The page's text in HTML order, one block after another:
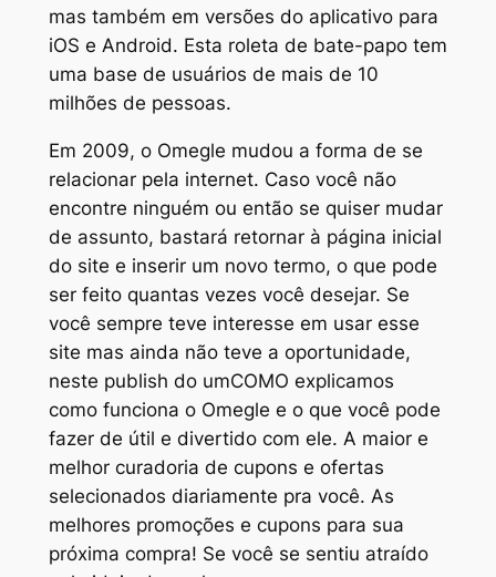
mas também em versões do aplicativo para
iOS e Android. Esta roleta de bate-papo tem
uma base de usuários de mais de 10
milhões de pessoas.
Em 2009, o Omegle mudou a forma de se
relacionar pela internet. Caso você não
encontre ninguém ou então se quiser mudar
de assunto, bastará retornar à página inicial
do site e inserir um novo termo, o que pode
ser feito quantas vezes você desejar. Se
você sempre teve interesse em usar esse
site mas ainda não teve a oportunidade,
neste publish do umCOMO explicamos
como funciona o Omegle e o que você pode
fazer de útil e divertido com ele. A maior e
melhor curadoria de cupons e ofertas
selecionados diariamente pra você. As
melhores promoções e cupons para sua
próxima compra! Se você se sentiu atraído